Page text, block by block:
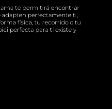
te permitirá encontrar
adapten perfectamente ti,
física, tu recorrido o tu
perfecta para ti existe y